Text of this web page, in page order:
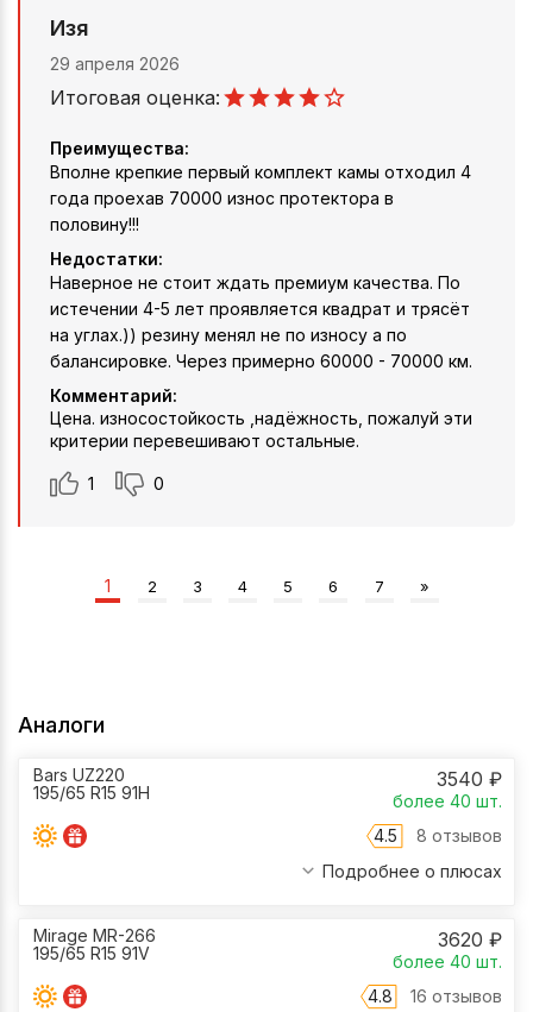
Изя
29 апреля 2026
Итоговая оценка:
Преимущества:
Вполне крепкие первый комплект камы отходил 4
года проехав 70000 износ протектора в
половину!!!
Недостатки:
Наверное не стоит ждать премиум качества. По
истечении 4-5 лет проявляется квадрат и трясёт
на углах.)) резину менял не по износу а по
балансировке. Через примерно 60000 - 70000 км.
Комментарий:
Цена. износостойкость ,надёжность, пожалуй эти
критерии перевешивают остальные.
1 0
1 2 3 4 5 6 7 »
Аналоги
Bars UZ220
195/65 R15 91H
3540 ₽
более 40 шт.
4.5
8 отзывов
Подробнее о плюсах
Mirage MR-266
195/65 R15 91V
3620 ₽
более 40 шт.
4.8
16 отзывов